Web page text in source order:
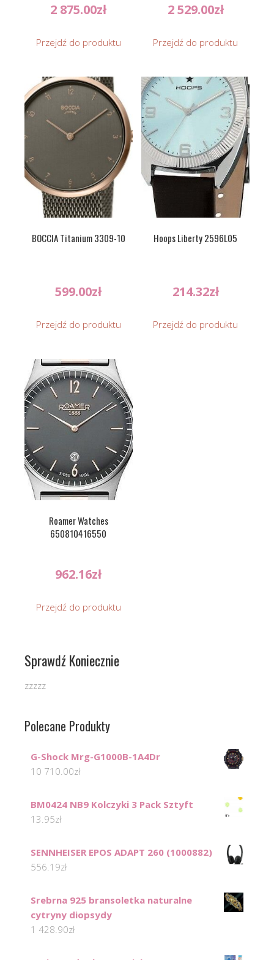
2 875.00zł
Przejdź do produktu
2 529.00zł
Przejdź do produktu
BOCCIA Titanium 3309-10
599.00zł
Przejdź do produktu
Hoops Liberty 2596L05
214.32zł
Przejdź do produktu
Roamer Watches
650810416550
962.16zł
Przejdź do produktu
Sprawdź Koniecznie
zzzzz
Polecane Produkty
G-Shock Mrg-G1000B-1A4Dr
10 710.00zł
BM0424 NB9 Kolczyki 3 Pack Sztyft
13.95zł
SENNHEISER EPOS ADAPT 260 (1000882)
556.19zł
Srebrna 925 bransoletka naturalne
cytryny diopsydy
1 428.90zł